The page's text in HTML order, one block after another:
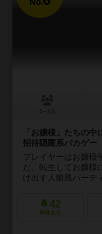
No.
「お嬢様」たちの
招待隠匿系バカゲー
プレイヤーはお嬢
だ、転生してお嬢様
け出す人狼風パーテ
42
興味あり